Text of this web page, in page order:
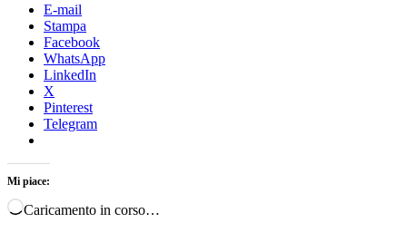
E-mail
Stampa
Facebook
WhatsApp
LinkedIn
X
Pinterest
Telegram
Mi piace:
Caricamento in corso…